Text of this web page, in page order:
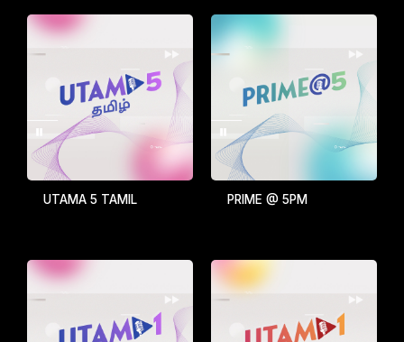
UTAMA 5 TAMIL PRIME @ 5PM